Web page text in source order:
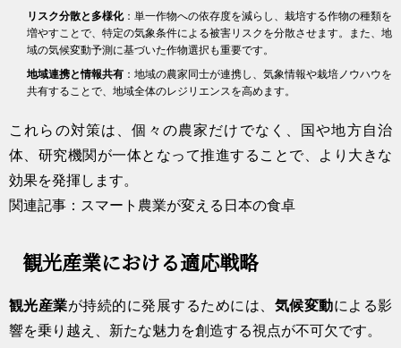
リスク分散と多様化：単一作物への依存度を減らし、栽培する作物の種類を
増やすことで、特定の気象条件による被害リスクを分散させます。また、地
域の気候変動予測に基づいた作物選択も重要です。
地域連携と情報共有 ：地域の農家同士が連携し、気象情報や栽培ノウハウを
共有することで、地域全体のレジリエンスを高めます。
これらの対策は、個々の農家だけでなく、国や地方自治
体、研究機関が一体となって推進することで、より大きな
効果を発揮します。
関連記事：スマート農業が変える日本の食卓
観光産業における適応戦略
観光産業が持続的に発展するためには、 気候変動による影
響を乗り越え、新たな魅力を創造する視点が不可欠です。